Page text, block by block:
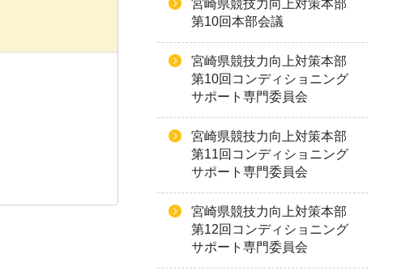
宮崎県競技力向上対策本部
第10回本部会議
宮崎県競技力向上対策本部
第10回コンディショニング
サポート専門委員会
宮崎県競技力向上対策本部
第11回コンディショニング
サポート専門委員会
宮崎県競技力向上対策本部
第12回コンディショニング
サポート専門委員会